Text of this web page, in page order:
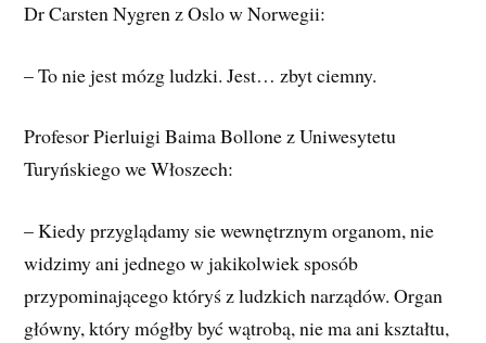
Dr Carsten Nygren z Oslo w Norwegii:
– To nie jest mózg ludzki. Jest… zbyt ciemny.
Profesor Pierluigi Baima Bollone z Uniwesytetu
Turyńskiego we Włoszech:
– Kiedy przyglądamy sie wewnętrznym organom, nie
widzimy ani jednego w jakikolwiek sposób
przypominającego któryś z ludzkich narządów. Organ
główny, który mógłby być wątrobą, nie ma ani kształtu,